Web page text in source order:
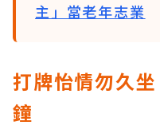
主」當老年志業
打牌怡情勿久
鐘